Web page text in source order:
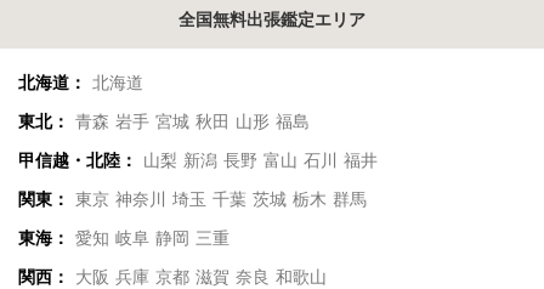
全国無料出張鑑定エリア
北海道：
北海道
東北：
青森 岩手 宮城 秋田 山形 福島
甲信越・北陸：
山梨 新潟 長野 富山 石川
福井
関東：
東京 神奈川 埼玉 千葉 茨城 栃木 群馬
東海：
愛知 岐阜 静岡 三重
関西：
大阪 兵庫 京都 滋賀 奈良 和歌山